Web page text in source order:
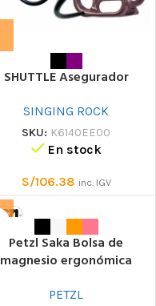
SHUTTLE Asegurador
SINGING ROCK
SKU: K6140EE00
En stock
S/106.38 inc. IGV
Petzl Saka Bolsa de
magnesio ergonómica
PETZL